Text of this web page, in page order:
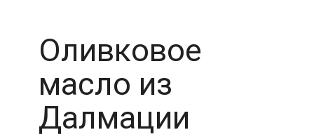
Оливковое
масло из
Далмации